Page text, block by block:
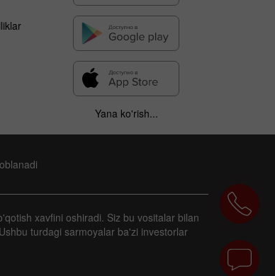
Yana ko'rish...
xavfini oshiradi. Siz bu vositalar bilan
turdagi sarmoyalar ba'zi investorlar